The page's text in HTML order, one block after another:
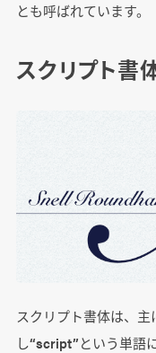
とも呼ばれています。
スクリプト書
スクリプト書体は、主
し“script”という単語